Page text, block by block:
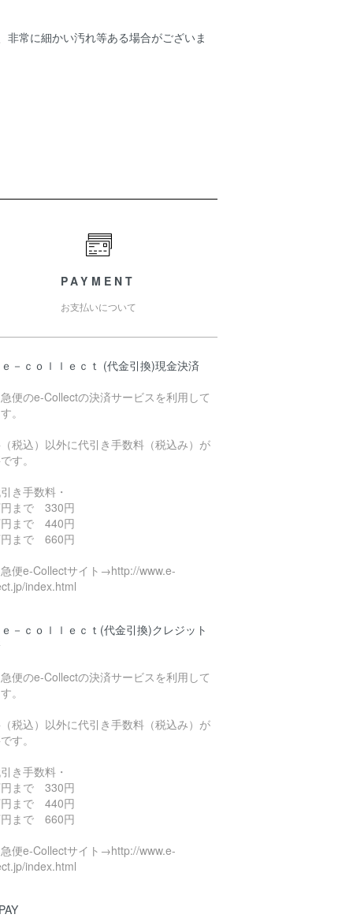
非常に細かい汚れ等ある場合がございま
PAYMENT
お支払いについて
－ｃｏｌｌｅｃｔ (代金引換)現金決済
便のe-Collectの決済サービスを利用して
。
税込）以外に代引き手数料（税込み）が
す。
引き手数料・
まで 330円
円まで 440円
まで 660円
便e-Collectサイト→http://www.e-
index.html
－ｃｏｌｌｅｃｔ(代金引換)クレジット
便のe-Collectの決済サービスを利用して
。
税込）以外に代引き手数料（税込み）が
す。
引き手数料・
まで 330円
円まで 440円
まで 660円
便e-Collectサイト→http://www.e-
index.html